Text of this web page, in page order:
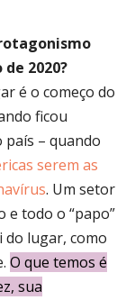
2020?
é o começo do
ficou
país – quando
serem as
. Um setor
e todo o “papo”
do lugar, como
O que temos é
sua